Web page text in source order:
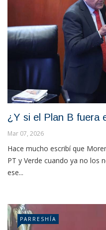
¿Y si el Plan B fuera
Mar 07, 2026
Hace mucho escribí que
PT y Verde cuando ya no los
ese...
PARRESHÍA